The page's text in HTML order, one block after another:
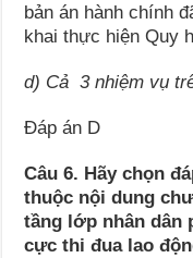
bản án hành chính
khai thực hiện Quy
d) Cả 3 nhiệm vụ
Đáp án D
Câu 6. Hãy chọn
thuộc nội dung
tầng lớp nhân dân
cực thi đua lao